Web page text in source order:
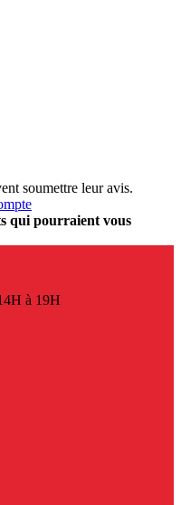
soumettre leur avis.
qui pourraient vous
à 19H